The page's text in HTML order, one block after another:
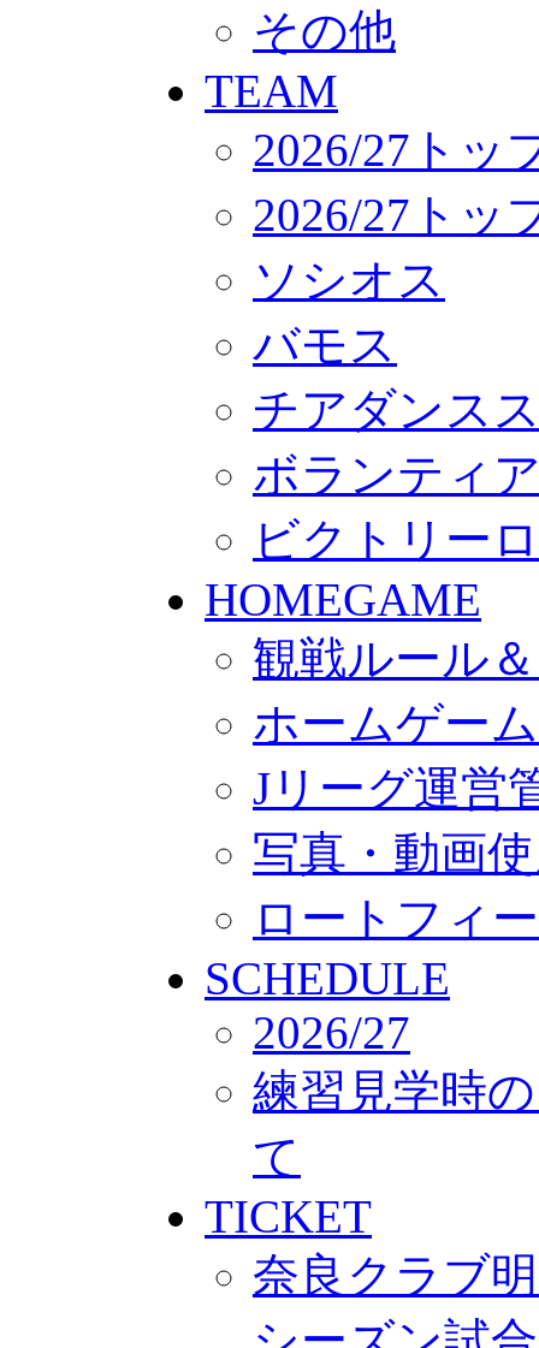
サステナビリティ
Web制作支援
その他
TEAM
2026/27トッ
2026/27トッ
ソシオス
バモス
チアダンス
ボランティ
ビクトリー
HOMEGAME
観戦ルール
ホームゲー
Jリーグ運営
写真・動画
ロートフィ
SCHEDULE
2026/27
練習見学時
て
TICKET
奈良クラブ